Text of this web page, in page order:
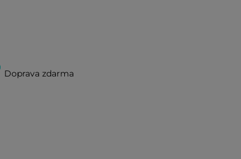
Doprava zdarma